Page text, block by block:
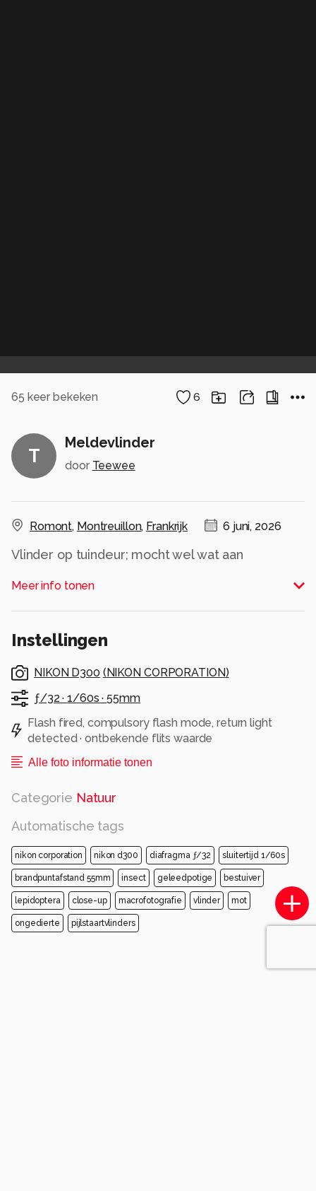
65 keer bekeken 6
T
Meldevlinder
door Teewee
Romont, Montreuillon, Frankrijk 6 juni, 2026
Vlinder op tuindeur; mocht wel wat aan
Meer info tonen
Instellingen
NIKON D300 (NIKON CORPORATION)
ƒ/32 ·1/60s ·55mm
Flash fired, compulsory flash mode, return light
detected · ontbekende flits waarde
Alle foto informatie tonen
Categorie Natuur
Automatische tags
nikon corporation nikon d300 diafragma ƒ/32 sluitertijd 1/60s
brandpuntafstand 55mm insect geleedpotige bestuiver
lepidoptera close-up macrofotografie vlinder mot
ongedierte pijlstaartvlinders